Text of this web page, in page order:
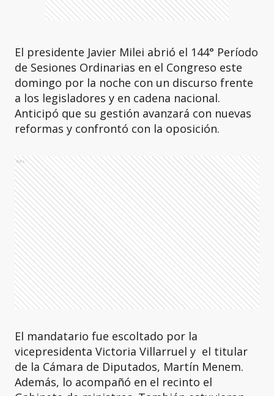
El presidente Javier Milei abrió el 144° Período
de Sesiones Ordinarias en el Congreso este
domingo por la noche con un discurso frente
a los legisladores y en cadena nacional.
Anticipó que su gestión avanzará con nuevas
reformas y confrontó con la oposición.
Ads
El mandatario fue escoltado por la
vicepresidenta Victoria Villarruel y el titular
de la Cámara de Diputados, Martín Menem.
Además, lo acompañó en el recinto el